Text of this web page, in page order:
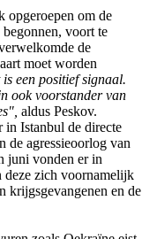
opgeroepen om de
voort te
de
moet worden
een positief signaal.
ook voorstander van
aldus Peskov.
in Istanbul de directe
de agressieoorlog van
juni vonden er in
deze zich voornamelijk
krijgsgevangenen en de